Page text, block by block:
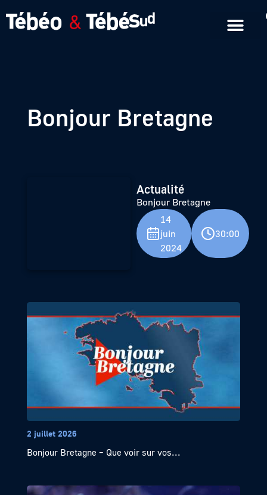
Bonjour Bretagne
Actualité
Bonjour Bretagne
14
juin
2024
30:00
2 juillet 2026
Bonjour Bretagne – Que voir sur vos...